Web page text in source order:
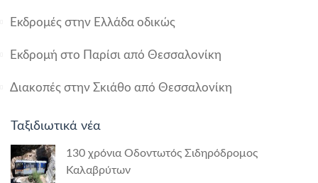
Εκδρομές στην Ελλάδα οδικώς
Εκδρομή στο Παρίσι από Θεσσαλονίκη
Διακοπές στην Σκιάθο από Θεσσαλονίκη
Ταξιδιωτικά νέα
130 χρόνια Οδοντωτός Σιδηρόδρομος
Καλαβρύτων